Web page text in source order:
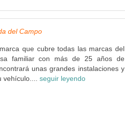
del Campo
que cubre todas las marcas del
familiar con más de 25 años de
unas grandes instalaciones y
vehículo.... seguir leyendo